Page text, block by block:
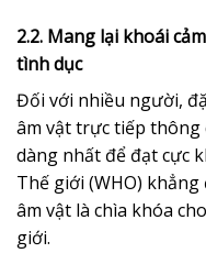
2.2. Mang lại khoái
tình dục
Đối với nhiều người,
âm vật trực tiếp thông
dàng nhất để đạt cực
Thế giới (WHO)
âm vật là chìa khóa
giới.